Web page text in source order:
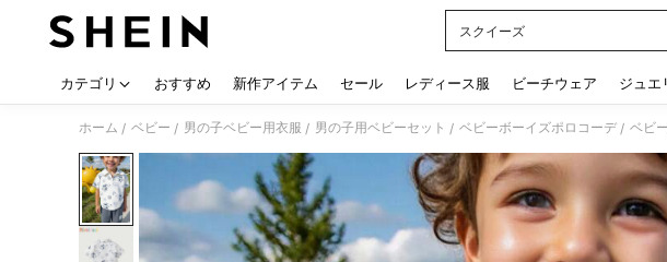
スクイーズ
カテゴリ おすすめ 新作アイテム セール レディース服 ビーチウェア ジュエ
ホーム / ベビー / 男の子ベビー用衣服 / 男の子用ベビーセット / ベビーボーイズポロコーデ / ベビ